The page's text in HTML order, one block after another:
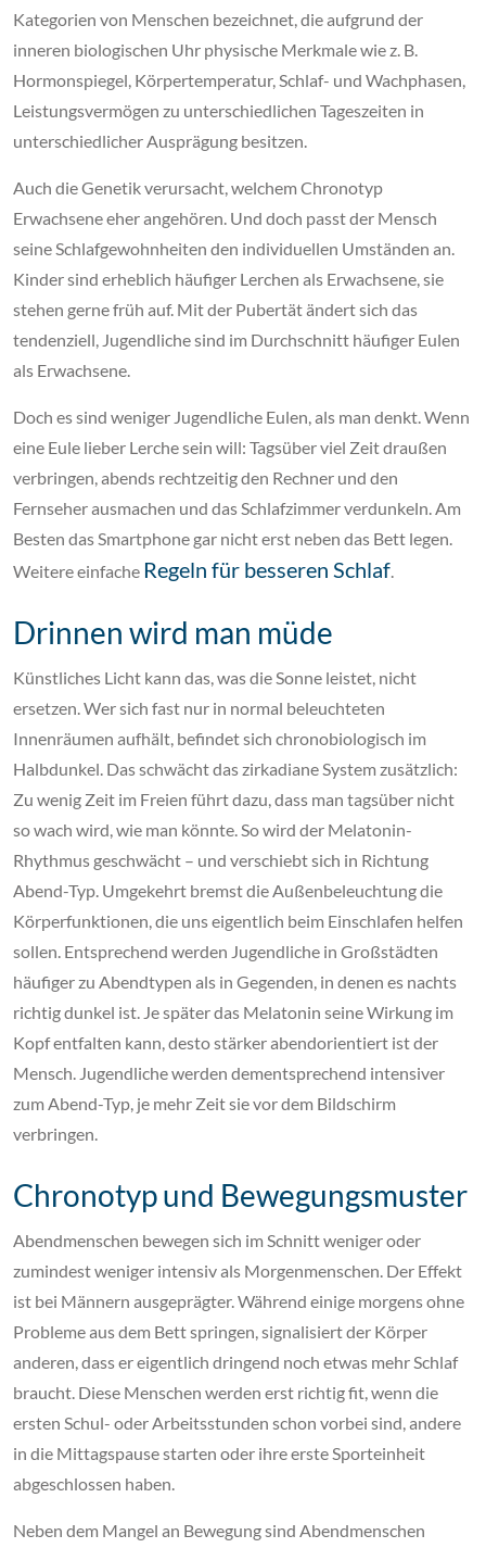
Kategorien von Menschen bezeichnet, die aufgrund der
inneren biologischen Uhr physische Merkmale wie z. B.
Hormonspiegel, Körpertemperatur, Schlaf- und Wachphasen,
Leistungsvermögen zu unterschiedlichen Tageszeiten in
unterschiedlicher Ausprägung besitzen.
Auch die Genetik verursacht, welchem Chronotyp
Erwachsene eher angehören. Und doch passt der Mensch
seine Schlafgewohnheiten den individuellen Umständen an.
Kinder sind erheblich häufiger Lerchen als Erwachsene, sie
stehen gerne früh auf. Mit der Pubertät ändert sich das
tendenziell, Jugendliche sind im Durchschnitt häufiger Eulen
als Erwachsene.
Doch es sind weniger Jugendliche Eulen, als man denkt. Wenn
eine Eule lieber Lerche sein will: Tagsüber viel Zeit draußen
verbringen, abends rechtzeitig den Rechner und den
Fernseher ausmachen und das Schlafzimmer verdunkeln. Am
Besten das Smartphone gar nicht erst neben das Bett legen.
Weitere einfache Regeln für besseren Schlaf.
Drinnen wird man müde
Künstliches Licht kann das, was die Sonne leistet, nicht
ersetzen. Wer sich fast nur in normal beleuchteten
Innenräumen aufhält, befindet sich chronobiologisch im
Halbdunkel. Das schwächt das zirkadiane System zusätzlich:
Zu wenig Zeit im Freien führt dazu, dass man tagsüber nicht
so wach wird, wie man könnte. So wird der Melatonin-
Rhythmus geschwächt – und verschiebt sich in Richtung
Abend-Typ. Umgekehrt bremst die Außenbeleuchtung die
Körperfunktionen, die uns eigentlich beim Einschlafen helfen
sollen. Entsprechend werden Jugendliche in Großstädten
häufiger zu Abendtypen als in Gegenden, in denen es nachts
richtig dunkel ist. Je später das Melatonin seine Wirkung im
Kopf entfalten kann, desto stärker abendorientiert ist der
Mensch. Jugendliche werden dementsprechend intensiver
zum Abend-Typ, je mehr Zeit sie vor dem Bildschirm
verbringen.
Chronotyp und Bewegungsmuster
Abendmenschen bewegen sich im Schnitt weniger oder
zumindest weniger intensiv als Morgenmenschen. Der Effekt
ist bei Männern ausgeprägter. Während einige morgens ohne
Probleme aus dem Bett springen, signalisiert der Körper
anderen, dass er eigentlich dringend noch etwas mehr Schlaf
braucht. Diese Menschen werden erst richtig fit, wenn die
ersten Schul- oder Arbeitsstunden schon vorbei sind, andere
in die Mittagspause starten oder ihre erste Sporteinheit
abgeschlossen haben.
Neben dem Mangel an Bewegung sind Abendmenschen